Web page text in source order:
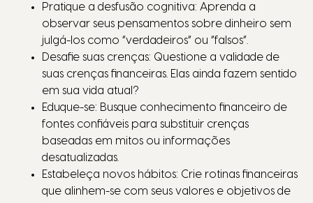
Pratique a desfusão cognitiva: Aprenda a
observar seus pensamentos sobre dinheiro sem
julgá-los como “verdadeiros” ou “falsos”.
Desafie suas crenças: Questione a validade de
suas crenças financeiras. Elas ainda fazem sentido
em sua vida atual?
Eduque-se: Busque conhecimento financeiro de
fontes confiáveis para substituir crenças
baseadas em mitos ou informações
desatualizadas.
Estabeleça novos hábitos: Crie rotinas financeiras
que alinhem-se com seus valores e objetivos de